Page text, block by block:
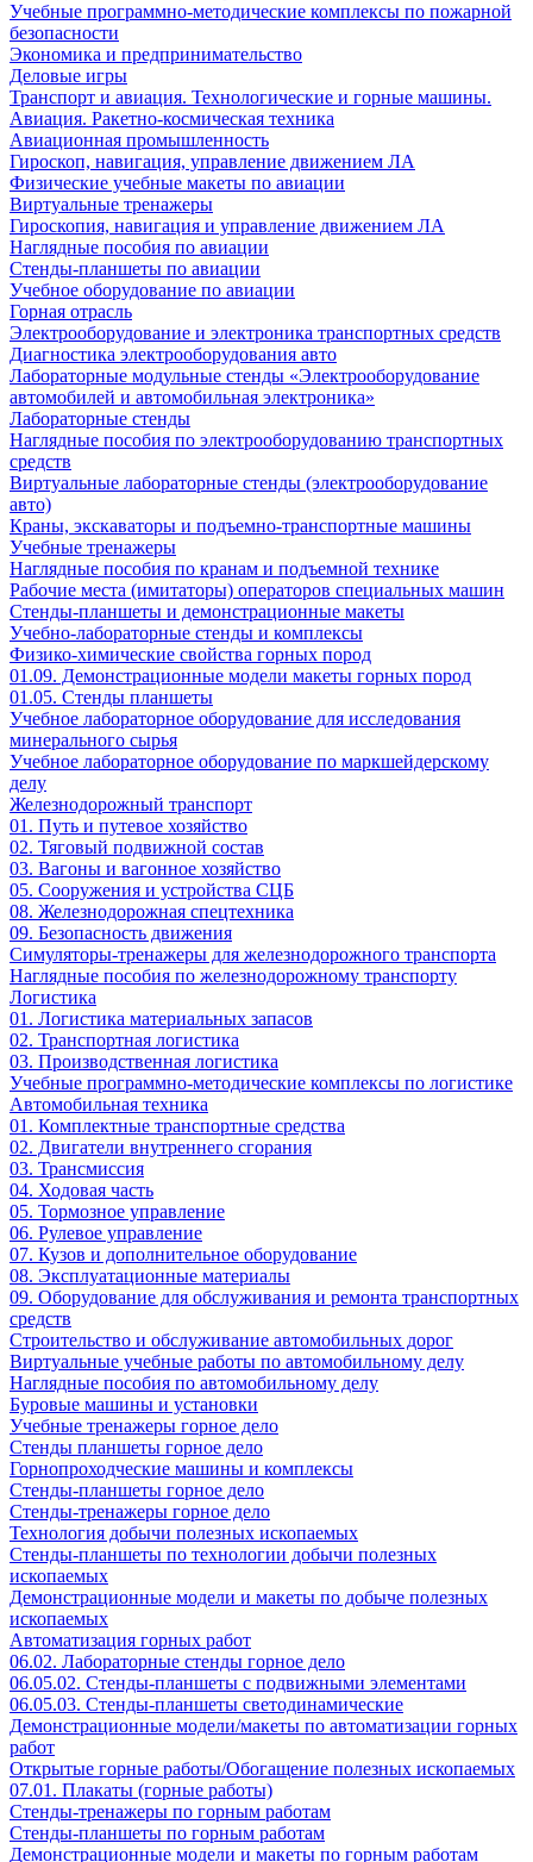
Учебные программно-методические комплексы по пожарной
безопасности
Экономика и предпринимательство
Деловые игры
Транспорт и авиация. Технологические и горные машины.
Авиация. Ракетно-космическая техника
Авиационная промышленность
Гироскоп, навигация, управление движением ЛА
Физические учебные макеты по авиации
Виртуальные тренажеры
Гироскопия, навигация и управление движением ЛА
Наглядные пособия по авиации
Стенды-планшеты по авиации
Учебное оборудование по авиации
Горная отрасль
Электрооборудование и электроника транспортных средств
Диагностика электрооборудования авто
Лабораторные модульные стенды «Электрооборудование
автомобилей и автомобильная электроника»
Лабораторные стенды
Наглядные пособия по электрооборудованию транспортных
средств
Виртуальные лабораторные стенды (электрооборудование
авто)
Краны, экскаваторы и подъемно-транспортные машины
Учебные тренажеры
Наглядные пособия по кранам и подъемной технике
Рабочие места (имитаторы) операторов специальных машин
Стенды-планшеты и демонстрационные макеты
Учебно-лабораторные стенды и комплексы
Физико-химические свойства горных пород
01.09. Демонстрационные модели макеты горных пород
01.05. Стенды планшеты
Учебное лабораторное оборудование для исследования
минерального сырья
Учебное лабораторное оборудование по маркшейдерскому
делу
Железнодорожный транспорт
01. Путь и путевое хозяйство
02. Тяговый подвижной состав
03. Вагоны и вагонное хозяйство
05. Сооружения и устройства СЦБ
08. Железнодорожная спецтехника
09. Безопасность движения
Симуляторы-тренажеры для железнодорожного транспорта
Наглядные пособия по железнодорожному транспорту
Логистика
01. Логистика материальных запасов
02. Транспортная логистика
03. Производственная логистика
Учебные программно-методические комплексы по логистике
Автомобильная техника
01. Комплектные транспортные средства
02. Двигатели внутреннего сгорания
03. Трансмиссия
04. Ходовая часть
05. Тормозное управление
06. Рулевое управление
07. Кузов и дополнительное оборудование
08. Эксплуатационные материалы
09. Оборудование для обслуживания и ремонта транспортных
средств
Строительство и обслуживание автомобильных дорог
Виртуальные учебные работы по автомобильному делу
Наглядные пособия по автомобильному делу
Буровые машины и установки
Учебные тренажеры горное дело
Стенды планшеты горное дело
Горнопроходческие машины и комплексы
Стенды-планшеты горное дело
Стенды-тренажеры горное дело
Технология добычи полезных ископаемых
Стенды-планшеты по технологии добычи полезных
ископаемых
Демонстрационные модели и макеты по добыче полезных
ископаемых
Автоматизация горных работ
06.02. Лабораторные стенды горное дело
06.05.02. Стенды-планшеты с подвижными элементами
06.05.03. Стенды-планшеты светодинамические
Демонстрационные модели/макеты по автоматизации горных
работ
Открытые горные работы/Обогащение полезных ископаемых
07.01. Плакаты (горные работы)
Стенды-тренажеры по горным работам
Стенды-планшеты по горным работам
Демонстрационные модели и макеты по горным работам